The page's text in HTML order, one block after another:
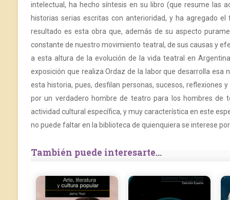
intelectual, ha hecho síntesis en su libro (que resume las
historias serias escritas con anterioridad, y ha agregado
resultado es esta obra que, además de su aspecto
constante de nuestro movimiento teatral, de sus causas y
a esta altura de la evolución de la vida teatral en
exposición que realiza Ordaz de la labor que desarrolla
esta historia, pues, desfilan personas, sucesos,
por un verdadero hombre de teatro para los hombres
actividad cultural específica, y muy característica en este
no puede faltar en la biblioteca de quienquiera se interese
También puede interesarte...